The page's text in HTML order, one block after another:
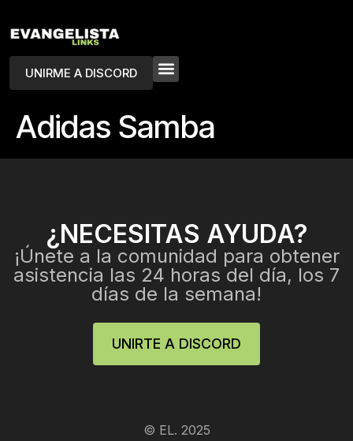
UNIRME A DISCORD
Adidas Samba
¿NECESITAS AYUDA?
¡Únete a la comunidad para obtener
asistencia las 24 horas del día, los 7
días de la semana!
UNIRTE A DISCORD
© EL. 2025